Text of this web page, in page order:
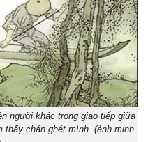
người khác trong giao tiếp giữa
thấy chán ghét mình. (ảnh minh